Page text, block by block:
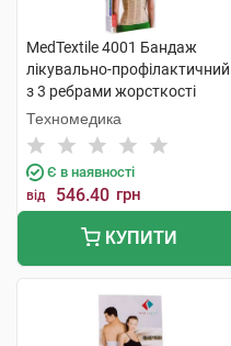
MedTextile 4001 Бандаж
лікувально-профілактичний
з 3 ребрами жорсткості
розмір M 1 шт
Техномедика
Є в наявності
від 546.40 грн
КУПИТИ